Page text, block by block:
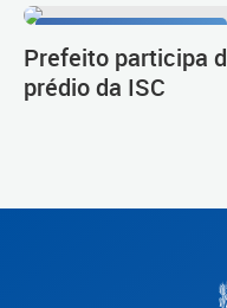
Prefeito participa
prédio da ISC